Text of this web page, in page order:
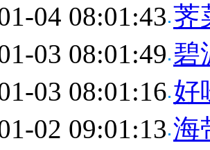
04 08:01:43 荠
03 08:01:49 碧
03 08:01:16 好
02 09:01:13 海